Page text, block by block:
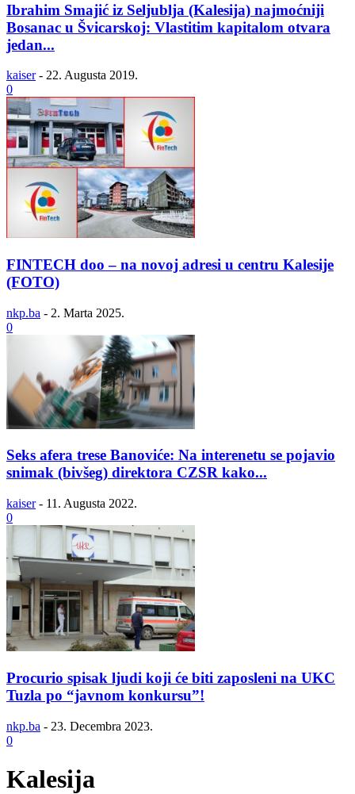
Ibrahim Smajić iz Seljublja (Kalesija) najmoćniji
Bosanac u Švicarskoj: Vlastitim kapitalom otvara
jedan...
kaiser - 22. Augusta 2019.
0
FINTECH doo – na novoj adresi u centru Kalesije
(FOTO)
nkp.ba - 2. Marta 2025.
0
Seks afera trese Banoviće: Na interenetu se pojavio
snimak (bivšeg) direktora CZSR kako...
kaiser - 11. Augusta 2022.
0
Procurio spisak ljudi koji će biti zaposleni na UKC
Tuzla po “javnom konkursu”!
nkp.ba - 23. Decembra 2023.
0
Kalesija